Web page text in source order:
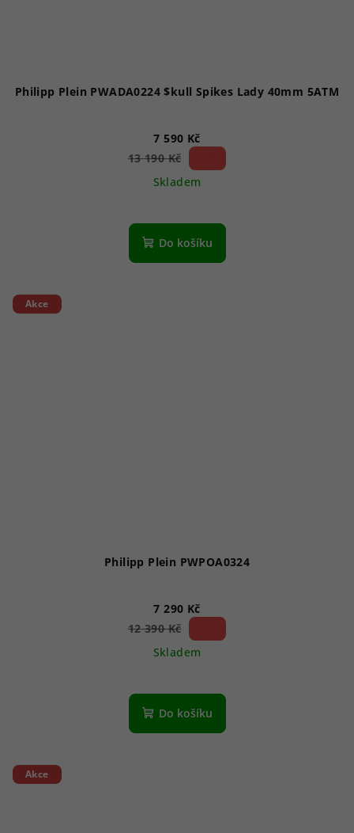
Philipp Plein PWADA0224 $kull Spikes Lady 40mm 5ATM
7 590 Kč
13 190 Kč
Skladem
Do košíku
Akce
Philipp Plein PWPOA0324
7 290 Kč
12 390 Kč
Skladem
Do košíku
Akce